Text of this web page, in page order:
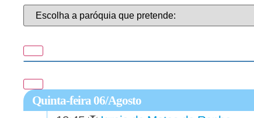
Quinta-feira 06/Agosto